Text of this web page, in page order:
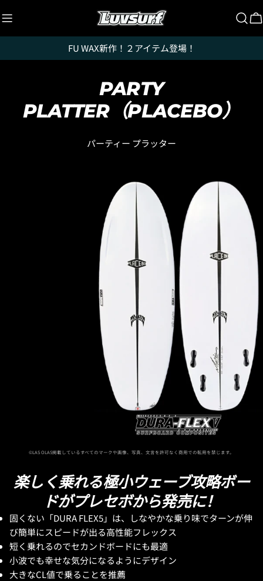
至
内
FU WAX新作！２アイテム登場！
PARTY
PLATTER（PLACEBO）
パーティー プラッター
©LAS OLAS掲載しているすべてのマークや画像、写真、文言を許可なく商用での転用を禁じます。
楽しく乗れる極小ウェーブ攻略ボー
ドがプレセボから発売に！
固くない「DURA FLEX5」は、しなやかな乗り味でターンが伸
び簡単にスピードが出る高性能フレックス
短く乗れるのでセカンドボードにも最適
小波でも幸せな気分になるようにデザイン
大きなCL値で乗ることを推薦